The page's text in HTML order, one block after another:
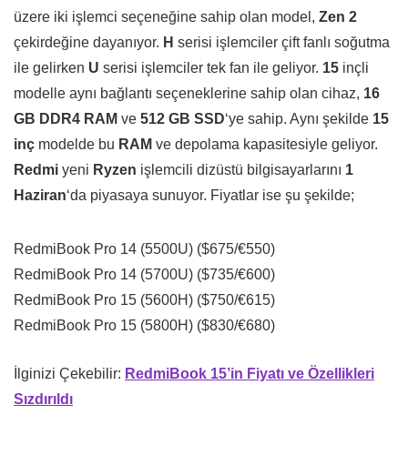
üzere iki işlemci seçeneğine sahip olan model, Zen 2
çekirdeğine dayanıyor. H serisi işlemciler çift fanlı soğutma
ile gelirken U serisi işlemciler tek fan ile geliyor. 15 inçli
modelle aynı bağlantı seçeneklerine sahip olan cihaz, 16
GB DDR4 RAM ve 512 GB SSD‘ye sahip. Aynı şekilde 15
inç modelde bu RAM ve depolama kapasitesiyle geliyor.
Redmi yeni Ryzen işlemcili dizüstü bilgisayarlarını 1
Haziran‘da piyasaya sunuyor. Fiyatlar ise şu şekilde;
RedmiBook Pro 14 (5500U) ($675/€550)
RedmiBook Pro 14 (5700U) ($735/€600)
RedmiBook Pro 15 (5600H) ($750/€615)
RedmiBook Pro 15 (5800H) ($830/€680)
İlginizi Çekebilir: RedmiBook 15’in Fiyatı ve Özellikleri
Sızdırıldı